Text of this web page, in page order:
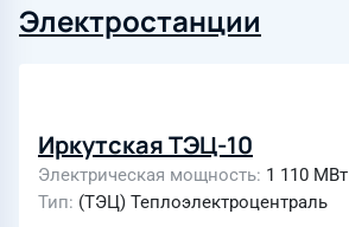
Электростанции
Иркутская ТЭЦ-10
Электрическая мощность 1 110 МВт
Тип (ТЭЦ) Теплоэлектроцентраль